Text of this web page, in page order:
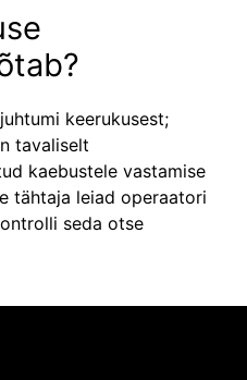
keerukusest;
tavaliselt
kaebustele vastamise
tähtaja leiad operaatori
seda otse